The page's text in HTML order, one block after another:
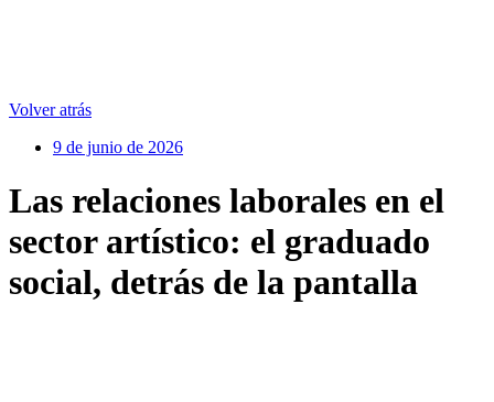
Volver atrás
9 de junio de 2026
Las relaciones laborales en el
sector artístico: el graduado
social, detrás de la pantalla